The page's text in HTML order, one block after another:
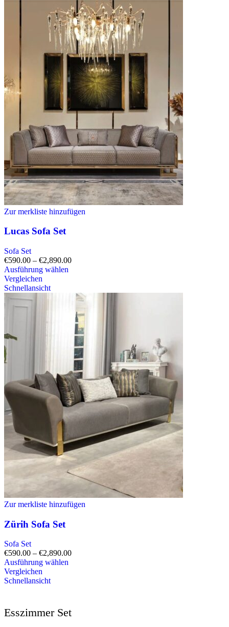
Zur merkliste hinzufügen
Lucas Sofa Set
Sofa Set
€590.00 – €2,890.00
Ausführung wählen
Vergleichen
Schnellansicht
Zur merkliste hinzufügen
Zürih Sofa Set
Sofa Set
€590.00 – €2,890.00
Ausführung wählen
Vergleichen
Schnellansicht
Esszimmer Set